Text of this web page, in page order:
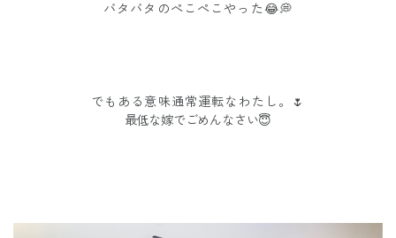
バタバタのぺこぺこやった😂💭
でもある意味通常運転なわたし。🌷
最低な嫁でごめんなさい😇